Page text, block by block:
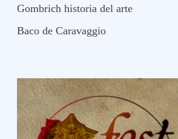
Gombrich historia del arte
Baco de Caravaggio